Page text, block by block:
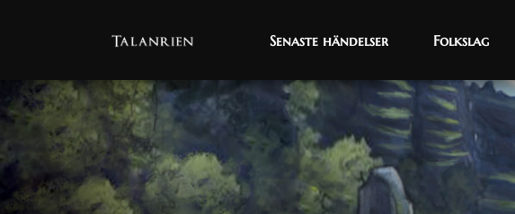
Senaste händelser
Senaste händelser Folkslag
Folkslag